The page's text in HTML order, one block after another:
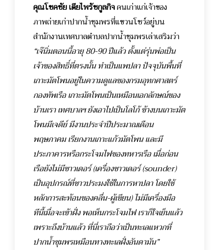
คุณโชคชัย เตียไพรัชกูลกิจคนเก่าแก่เจ้าของ
ภาพถ่ายเก่าปากน้ำชุมพรที่แขวนโชว์อยู่บน
สำนักงานเทศบาลตำบลปากน้ำชุมพรเล่าเสริมว่า
“เจ๊นิ่มตอนนี้อายุ 80-90 ปีแล้ว ตั้งแต่รุ่นพ่อเป็น
เจ้าของสิทธิ์ที่ตรงนั้น ทำเป็นแพปลา ปัจจุบันพื้นที่
เกาะมัตโพนอยู่ในความดูแลของกรมอุทกศาสตร์
กองทัพเรือ เกาะมัตโพนเป็นเหมือนเอกลักษณ์ของ
บ้านเรา เทศบาลฯ ยังเอาไปเป็นโลโก้ ข้างบนเกาะมัต
โพนมีเจดีย์ มีงานประจำปีประมาณเดือน
พฤษภาคม เรียกงานเกาะแก้วมัตโพน และมี
ประภาคารหรือกระโจมไฟของทหารเรือ เมื่อก่อน
เรือยังไม่มีซาวเดอร์ (เครื่องซาวเดอร์ (sounder)
เป็นอุปกรณ์ที่ชาวประมงใช้ในการหาปลา โดยใช้
หลักการสะท้อนของคลื่น-ผู้เขียน) ไม่มีเครื่องมือ
ทีนี้เมื่อจะเข้าฝั่ง พอเห็นกระโจมไฟ เราก็ใจเย็นแล้ว
เพราะถึงบ้านแล้ว ที่นี่เราถือว่าเป็นทะเลแหวกที่
ปากน้ำชุมพรเหมือนทางทะเลฝั่งอันดามัน”